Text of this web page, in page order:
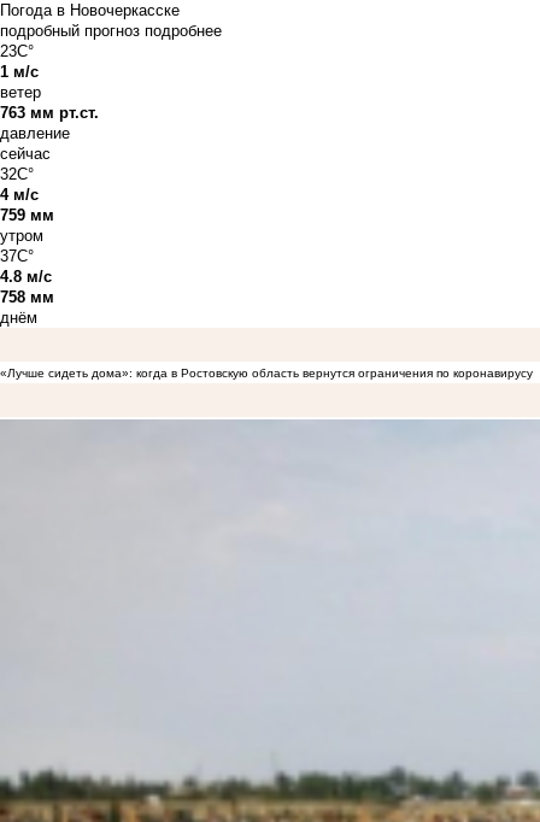
Погода в Новочеркасске
подробный прогноз подробнее
23C°
1 м/с
ветер
763 мм рт.ст.
давление
сейчас
32C°
4 м/с
759 мм
утром
37C°
4.8 м/с
758 мм
днём
«Лучше сидеть дома»: когда в Ростовскую область вернутся ограничения по коронавирусу